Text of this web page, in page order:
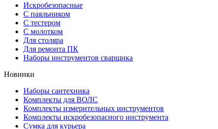
Искробезопасные
С паяльником
С тестером
С молотком
Для столяра
Для ремонта ПК
Наборы инструментов сварщика
Новинки
Наборы сантехника
Комплекты для ВОЛС
Комплекты измерительных инструментов
Комплекты искробезопасного инструмента
Сумка для курьера